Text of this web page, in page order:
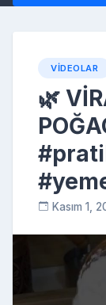
VIDEOLAR
🌿
Kasım 1,